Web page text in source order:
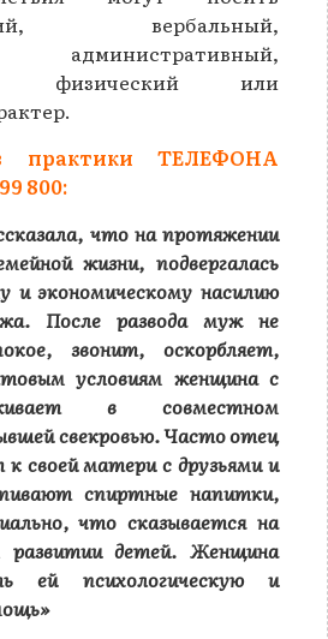
вербальный,
административный,
физический или
практики ТЕЛЕФОНА
800:
что на протяжении
жизни, подвергалась
и экономическому насилию
После развода муж не
звонит, оскорбляет,
условиям женщина с
в совместном
свекровью. Часто отец
своей матери с друзьями и
спиртные напитки,
что сказывается на
развитии детей. Женщина
ей психологическую и